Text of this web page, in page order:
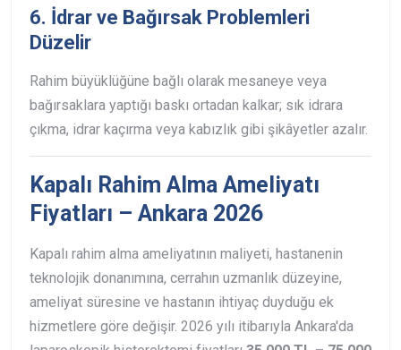
6. İdrar ve Bağırsak Problemleri
Düzelir
Rahim büyüklüğüne bağlı olarak mesaneye veya
bağırsaklara yaptığı baskı ortadan kalkar; sık idrara
çıkma, idrar kaçırma veya kabızlık gibi şikâyetler azalır.
Kapalı Rahim Alma Ameliyatı
Fiyatları – Ankara 2026
Kapalı rahim alma ameliyatının maliyeti, hastanenin
teknolojik donanımına, cerrahın uzmanlık düzeyine,
ameliyat süresine ve hastanın ihtiyaç duyduğu ek
hizmetlere göre değişir. 2026 yılı itibarıyla Ankara'da